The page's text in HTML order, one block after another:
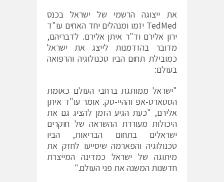
את ייצוגה הרשמי של ישראל בכנס
TedMed יזמו ומנהלים יחד האחים עו"ד
ירון אלירם וד"ר איתן אלירם. לדבריהם,
מדובר בהזדמנות לייצג את ישראל
כמובילת תחום הביו טכנולוגיה והרפואה
בעולם:
"ישראל ממותגת ברחבי העולם כאומת
הסטארט-אפ וההיי-טק. אומר עו"ד איתן
אלירם, "כעת הגיע הזמן להציג גם את
היכולות מעוררת ההשראה של חוקרים
ישראלים בתחום הבריאות, הביו
טכנולוגיה והפארמה שיסייעו לחזק את
מיתוגה של ישראל כמדינה המייצרת
חדשנות המשנה את פני העולם."